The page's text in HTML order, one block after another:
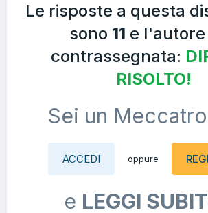
Le risposte a questa
sono 11 e
contrassegnata:
RISOLTO!
Sei un
ACCEDI oppure
e LEGGI